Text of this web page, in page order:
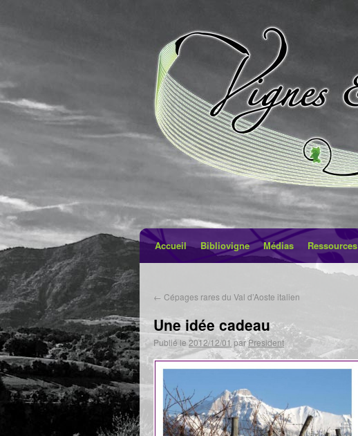
Accueil Bibliovigne Médias Ressources
← Cépages rares du Val d’Aoste italien
Une idée cadeau
Publié le 2012/12/01 parPresident